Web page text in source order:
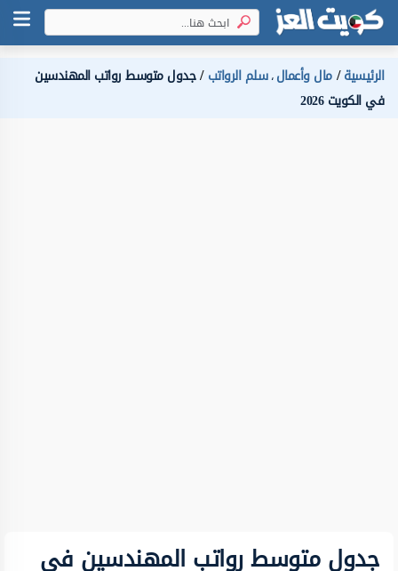
الرئيسية مال وأعمال،سلم الرواتب جدول متوسط رواتب المهندسين
في الكويت 2026
جدول متوسط رواتب المهندسين في